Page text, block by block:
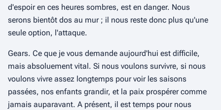
d'espoir en ces heures sombres, est en danger. Nous
serons bientôt dos au mur ; il nous reste donc plus qu'une
seule option, l'attaque.
Gears. Ce que je vous demande aujourd'hui est difficile,
mais absoluement vital. Si nous voulons survivre, si nous
voulons vivre assez longtemps pour voir les saisons
passées, nos enfants grandir, et la paix prospérer comme
jamais auparavant. A présent, il est temps pour nous